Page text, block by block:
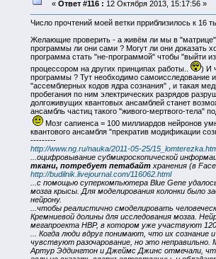
« Ответ #116 : 12 Октября 2013, 15:17:56 »
Число прочтений моей ветки прриблизилось к 16
Желающие проверить - а живём ли мы в
программы ли они сами ? Могут ли они доказать
программа стать "не-программой" чтобы "выйти
процессором на других принципах работы..
) И
программы ? Тут необходимо самоисследование
"ассемблерных кодов ядра сознания" , и такая
пробегания по ним электрических разрядов
долгоживущих квантовых ансамблей станет
ансамбль частиц такого "живого-мертвого-тела"
Мозг сапиенса = 100 миллиардов нейронов
квантового ансамбля "прекратив модификации
---------
http://www.ng.ru/nauka/2011-05-25/
...оцифровывание субмикроскопической
ткани, потребует петабайт хранения (в
http://budilnik.livejournal.com/116062.html
...с помощью суперкомпьютера Blue Gene
мозга крысы. Для моделирования колонки было
нейрону.
...чтобы реалистично смоделировать
Кремниевой долины для исследования мозга.
мегапроекта HBP, в котором уже участвуют
... Когда люди вдруг понимают, что их сознание
чувствуют разочарование, но это неправильно.
Артур Эддингтон и Джеймс Джинс отмечали,